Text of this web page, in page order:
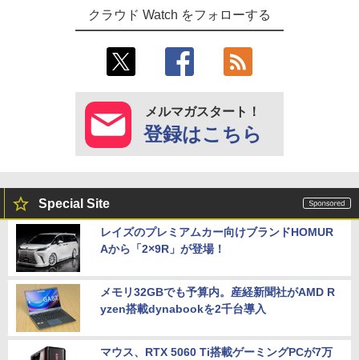
クラウド Watch をフォローする
メルマガスタート！
登録はこちら
Special Site
レイズのプレミアムカー向けブランドHOMUR
Aから「2×9R」が登場！
メモリ32GBでも予算内。産経新聞社がAMD R
yzen搭載dynabookを2千台導入
マウス、RTX 5060 Ti搭載ゲーミングPCが7万